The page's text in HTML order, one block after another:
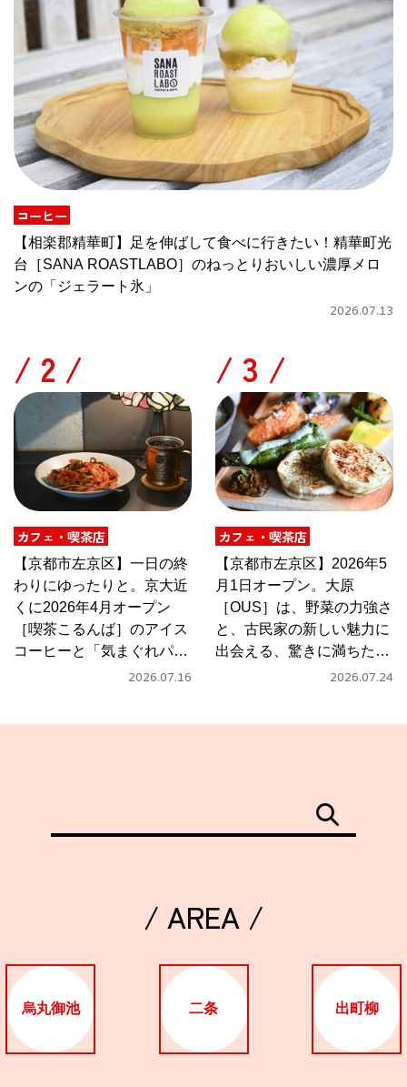
コーヒー
【相楽郡精華町】足を伸ばして食べに行きたい！精華町光
台［SANA ROASTLABO］のねっとりおいしい濃厚メロ
ンの「ジェラート氷」
2026.07.13
/
カフェ・喫茶店
【京都市左京区】一日の終
わりにゆったりと。京大近
くに2026年4月オープン
［喫茶こるんば］のアイス
コーヒーと「気まぐれパス
2026.07.16
/
カフェ・喫茶店
【京都市左京区】2026年5
月1日オープン。大原
［OUS］は、野菜の力強さ
と、古民家の新しい魅力に
出会える、驚きに満ちたカ
2026.07.24
/ AREA /
烏丸御池 二条 出町柳